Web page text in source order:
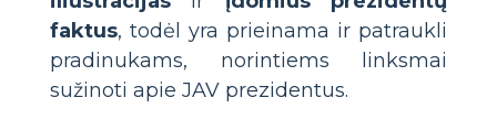
faktus, todėl yra prieinama ir patraukli
pradinukams, norintiems linksmai
sužinoti apie JAV prezidentus.